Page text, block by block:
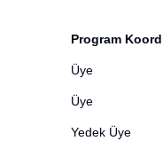
Program
Üye
Üye
Yedek Üye